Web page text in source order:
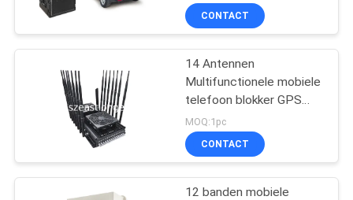
Telefoonsignaal van de
Afstandsbedieningcel
CONTACT
14 Antennen
Multifunctionele mobiele
telefoon blokker GPS
VHF UHF interferentie 5-
80m
MOQ:1pc
CONTACT
12 banden mobiele